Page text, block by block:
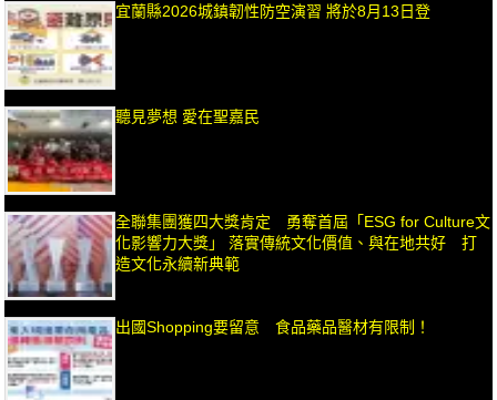
宜蘭縣2026城鎮韌性防空演習 將於8月13日登
聽見夢想 愛在聖嘉民
全聯集團獲四大獎肯定 勇奪首屆「ESG for Culture文
化影響力大獎」 落實傳統文化價值、與在地共好 打
造文化永續新典範
出國Shopping要留意 食品藥品醫材有限制！